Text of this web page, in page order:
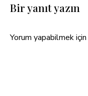
Bir yanıt yazın
Yorum yapabilmek için